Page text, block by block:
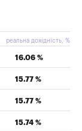
реальна дохідність, %
16.06 %
15.77 %
15.77 %
15.74 %